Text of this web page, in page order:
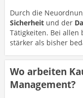
Durch die
Sicherheit und der
Tätigkeiten. Bei allen
stärker als bisher
Wo arbeiten
Management?